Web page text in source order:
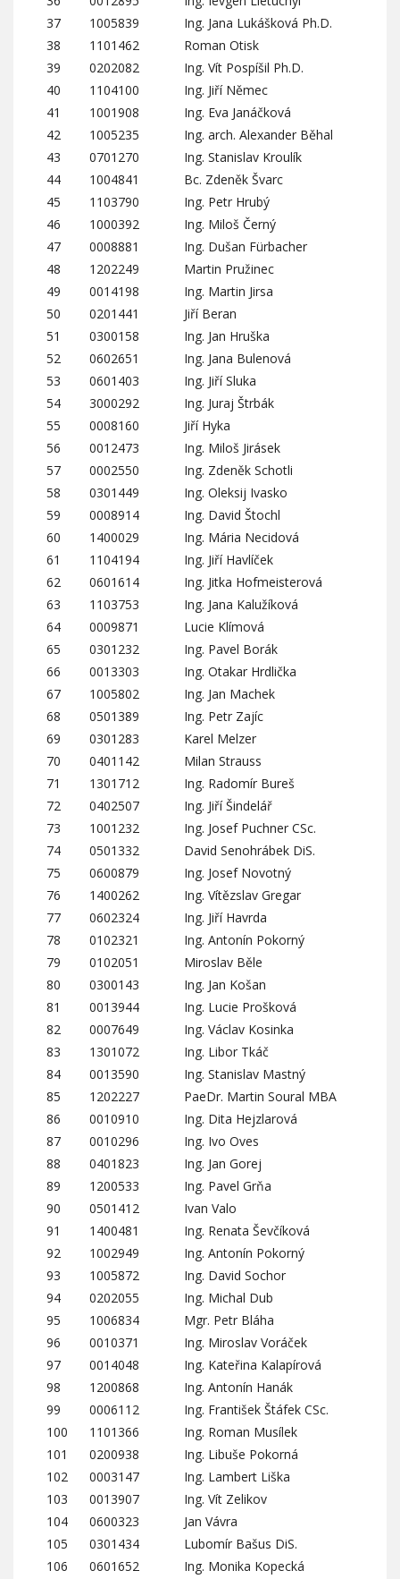
37
1005839
Ing. Jana Lukášková Ph.D.
38
1101462
Roman Otisk
39
0202082
Ing. Vít Pospíšil Ph.D.
40
1104100
Ing. Jiří Němec
41
1001908
Ing. Eva Janáčková
42
1005235
Ing. arch. Alexander Běhal
43
0701270
Ing. Stanislav Kroulík
44
1004841
Bc. Zdeněk Švarc
45
1103790
Ing. Petr Hrubý
46
1000392
Ing. Miloš Černý
47
0008881
Ing. Dušan Fürbacher
48
1202249
Martin Pružinec
49
0014198
Ing. Martin Jirsa
50
0201441
Jiří Beran
51
0300158
Ing. Jan Hruška
52
0602651
Ing. Jana Bulenová
53
0601403
Ing. Jiří Sluka
54
3000292
Ing. Juraj Štrbák
55
0008160
Jiří Hyka
56
0012473
Ing. Miloš Jirásek
57
0002550
Ing. Zdeněk Schotli
58
0301449
Ing. Oleksij Ivasko
59
0008914
Ing. David Štochl
60
1400029
Ing. Mária Necidová
61
1104194
Ing. Jiří Havlíček
62
0601614
Ing. Jitka Hofmeisterová
63
1103753
Ing. Jana Kalužíková
64
0009871
Lucie Klímová
65
0301232
Ing. Pavel Borák
66
0013303
Ing. Otakar Hrdlička
67
1005802
Ing. Jan Machek
68
0501389
Ing. Petr Zajíc
69
0301283
Karel Melzer
70
0401142
Milan Strauss
71
1301712
Ing. Radomír Bureš
72
0402507
Ing. Jiří Šindelář
73
1001232
Ing. Josef Puchner CSc.
74
0501332
David Senohrábek DiS.
75
0600879
Ing. Josef Novotný
76
1400262
Ing. Vítězslav Gregar
77
0602324
Ing. Jiří Havrda
78
0102321
Ing. Antonín Pokorný
79
0102051
Miroslav Běle
80
0300143
Ing. Jan Košan
81
0013944
Ing. Lucie Prošková
82
0007649
Ing. Václav Kosinka
83
1301072
Ing. Libor Tkáč
84
0013590
Ing. Stanislav Mastný
85
1202227
PaeDr. Martin Soural MBA
86
0010910
Ing. Dita Hejzlarová
87
0010296
Ing. Ivo Oves
88
0401823
Ing. Jan Gorej
89
1200533
Ing. Pavel Grňa
90
0501412
Ivan Valo
91
1400481
Ing. Renata Ševčíková
92
1002949
Ing. Antonín Pokorný
93
1005872
Ing. David Sochor
94
0202055
Ing. Michal Dub
95
1006834
Mgr. Petr Bláha
96
0010371
Ing. Miroslav Voráček
97
0014048
Ing. Kateřina Kalapírová
98
1200868
Ing. Antonín Hanák
99
0006112
Ing. František Štáfek CSc.
100
1101366
Ing. Roman Musílek
101
0200938
Ing. Libuše Pokorná
102
0003147
Ing. Lambert Liška
103
0013907
Ing. Vít Zelikov
104
0600323
Jan Vávra
105
0301434
Lubomír Bašus DiS.
106
0601652
Ing. Monika Kopecká